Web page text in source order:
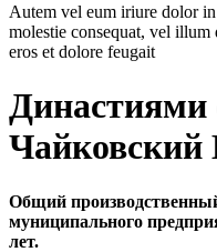
Autem vel eum iriure dolor
molestie consequat, vel
eros et dolore feugait
Династиями
Чайковский
Общий
муниципального
лет.